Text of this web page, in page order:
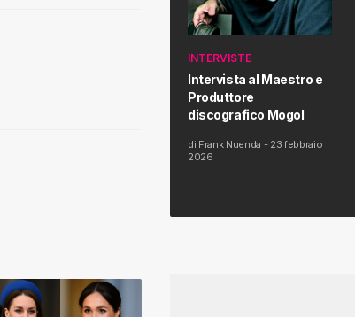
INTERVISTE
Intervista al Maestro e
Produttore
discografico Mogol
di Frank Nuenda - 23 febbraio
2026